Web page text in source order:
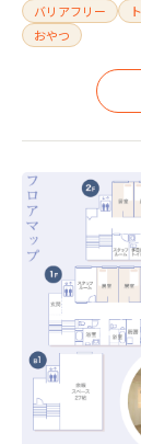
バリアフリー
おやつ